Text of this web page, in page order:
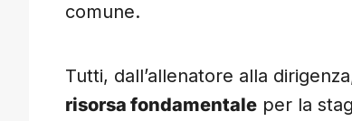
comune.
Tutti, dall’allenatore alla
risorsa fondamentale per la